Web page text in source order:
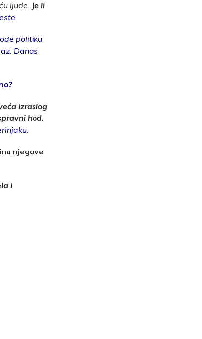
ljude. Je li
politiku
Danas
izraslog
hod.
njegove
i